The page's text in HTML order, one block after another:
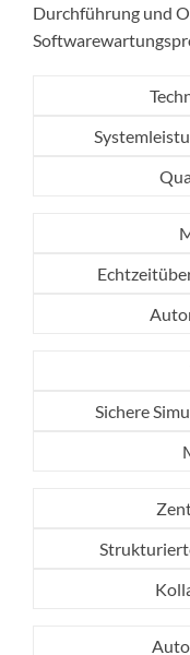
Durchführung und
Sichere